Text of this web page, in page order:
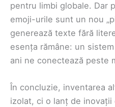
pentru limbi globale. Dar
emoji-urile sunt un nou
generează texte fără
esența rămâne: un
ani ne conectează peste
În concluzie, inventarea
izolat, ci o lanț de